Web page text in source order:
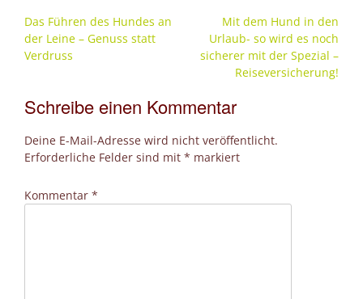
Post
navigation
Das Führen des Hundes an
der Leine – Genuss statt
Verdruss
Mit dem Hund in den
Urlaub- so wird es noch
sicherer mit der Spezial –
Reiseversicherung!
Schreibe einen Kommentar
Deine E-Mail-Adresse wird nicht veröffentlicht.
Erforderliche Felder sind mit * markiert
Kommentar *